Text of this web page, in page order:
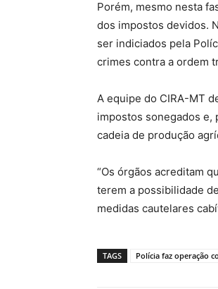
Porém, mesmo nesta
dos impostos devidos.
ser indiciados pela
crimes contra a ordem
A equipe do CIRA-MT
impostos sonegados
cadeia de produção
“Os órgãos acreditam
terem a possibilidade
medidas cautelares
TAGS Polícia faz operação